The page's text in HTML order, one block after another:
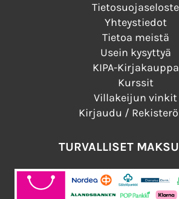
Tietosuojaseloste
Yhteystiedot
Tietoa meistä
Usein kysyttyä
KIPA-Kirjakauppa
Kurssit
Villakeijun vinkit
Kirjaudu /
TURVALLISET